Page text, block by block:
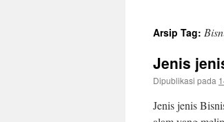
Arsip Tag:
Jenis
Dipublikasi pada
Jenis jenis